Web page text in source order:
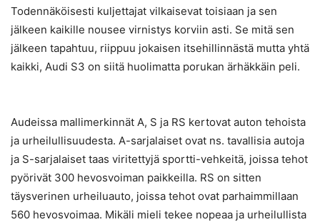
Todennäköisesti kuljettajat vilkaisevat toisiaan ja sen
jälkeen kaikille nousee virnistys korviin asti. Se mitä sen
jälkeen tapahtuu, riippuu jokaisen itsehillinnästä mutta yhtä
kaikki, Audi S3 on siitä huolimatta porukan ärhäkkäin peli.
Audeissa mallimerkinnät A, S ja RS kertovat auton tehoista
ja urheilullisuudesta. A-sarjalaiset ovat ns. tavallisia autoja
ja S-sarjalaiset taas viritettyjä sportti-vehkeitä, joissa tehot
pyörivät 300 hevosvoiman paikkeilla. RS on sitten
täysverinen urheiluauto, joissa tehot ovat parhaimmillaan
560 hevosvoimaa. Mikäli mieli tekee nopeaa ja urheilullista